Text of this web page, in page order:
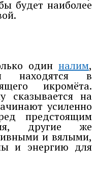
будет наиболее
один налим,
находятся в
икромёта.
сказывается на
усиленно
предстоящим
другие же
и вялыми,
и энергию для